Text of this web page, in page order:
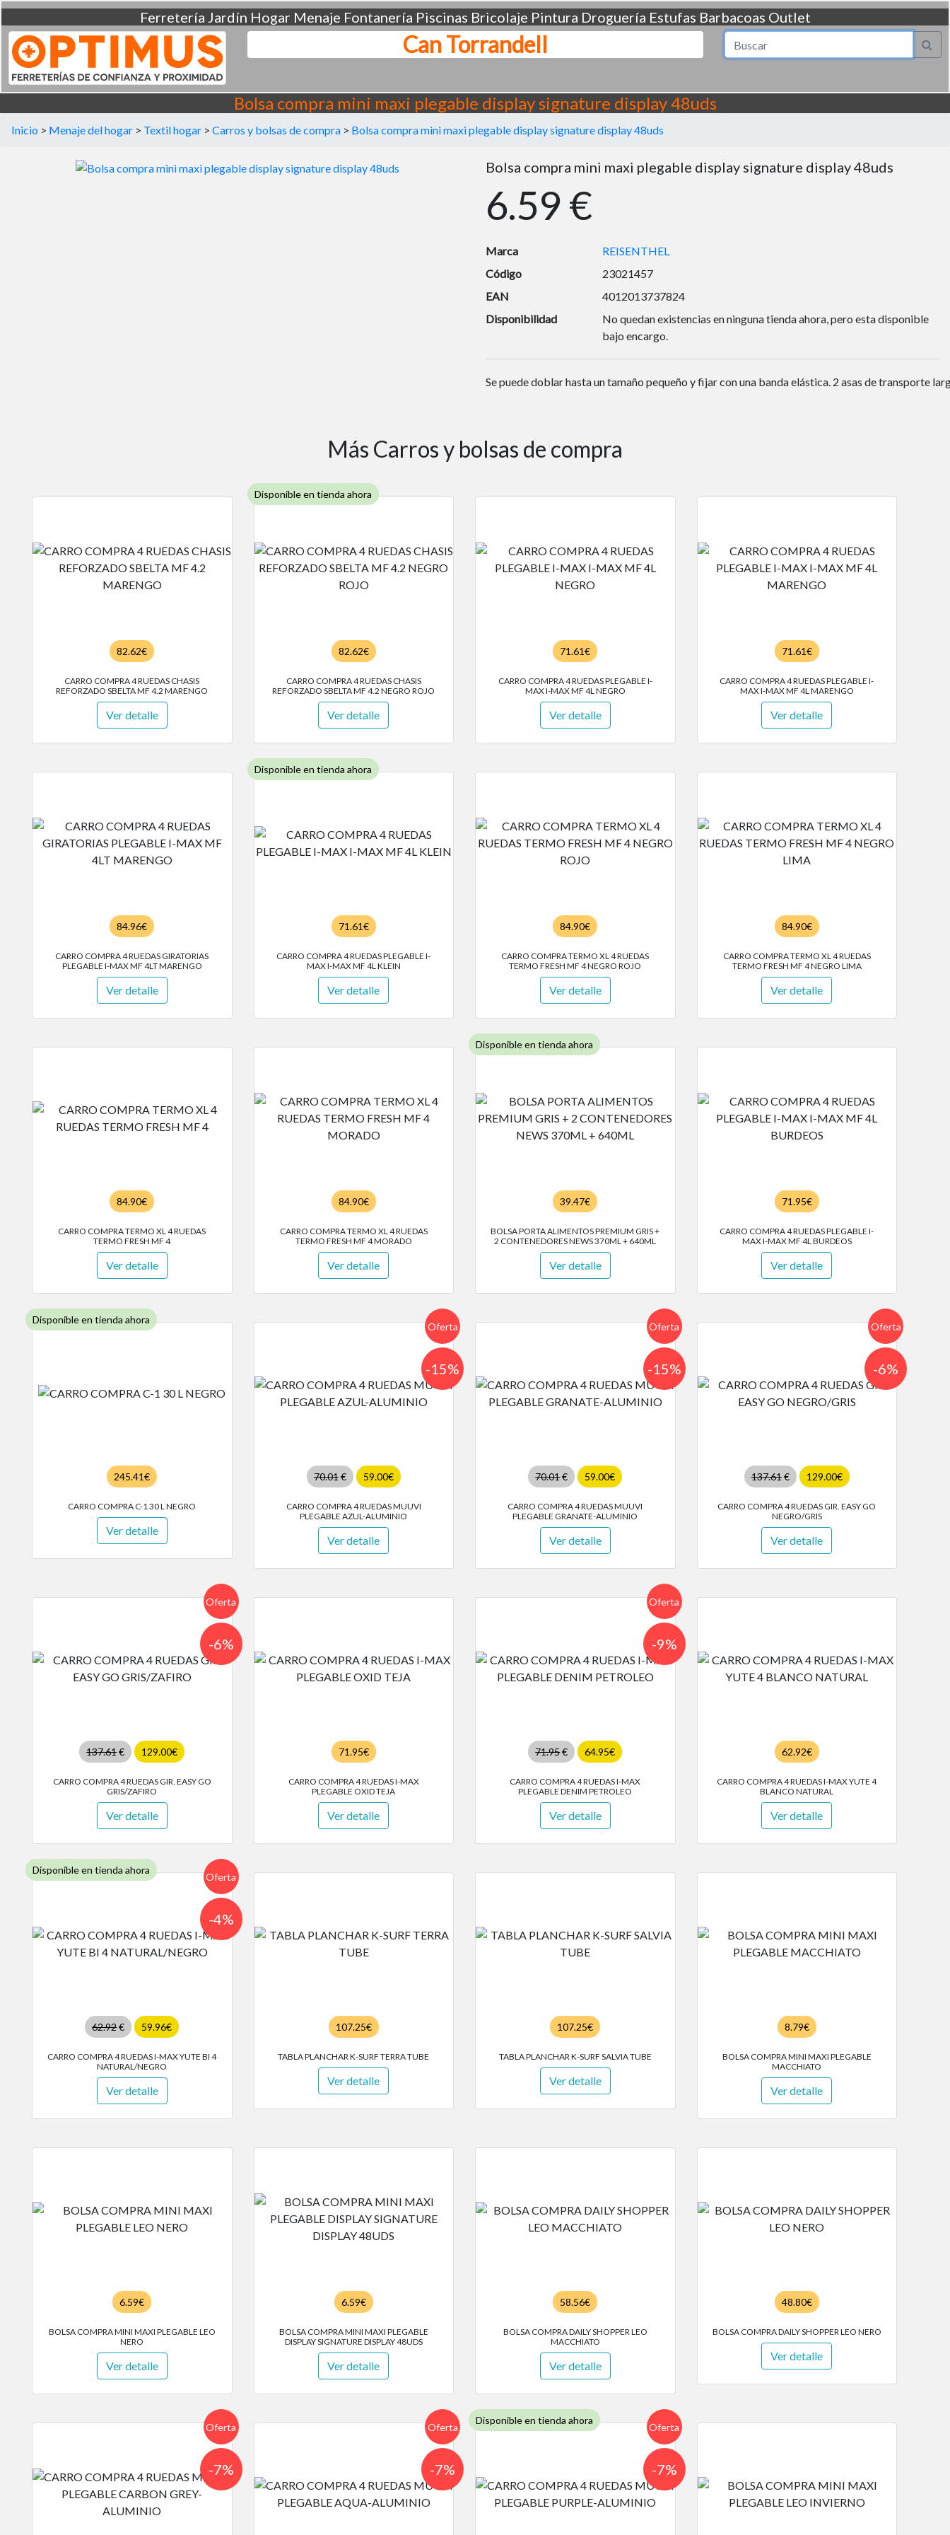
Ferretería Jardín Hogar Menaje Fontanería Piscinas Bricolaje Pintura Droguería Estufas Barbacoas Outlet
Can Torrandell
Bolsa compra mini maxi plegable display signature display 48uds
Inicio > Menaje del hogar > Textil hogar > Carros y bolsas de compra > Bolsa compra mini maxi plegable display signature display 48uds
Bolsa compra mini maxi plegable display signature display 48uds
6.59 €
Marca
REISENTHEL
Código
23021457
EAN
4012013737824
Disponibilidad
No quedan existencias en ninguna tienda ahora, pero esta disponible
bajo encargo.
Se puede doblar hasta un tamaño pequeño y fijar con una banda elástica. 2 asas de transporte
Más Carros y bolsas de compra
82.62€
CARRO COMPRA 4 RUEDAS CHASIS
REFORZADO SBELTA MF 4.2 MARENGO
Ver detalle
Disponible en tienda ahora
82.62€
CARRO COMPRA 4 RUEDAS CHASIS
REFORZADO SBELTA MF 4.2 NEGRO ROJO
Ver detalle
71.61€
CARRO COMPRA 4 RUEDAS PLEGABLE I-
MAX I-MAX MF 4L NEGRO
Ver detalle
71.61€
CARRO COMPRA 4 RUEDAS PLEGABLE I-
MAX I-MAX MF 4L MARENGO
Ver detalle
84.96€
CARRO COMPRA 4 RUEDAS GIRATORIAS
PLEGABLE I-MAX MF 4LT MARENGO
Ver detalle
Disponible en tienda ahora
71.61€
CARRO COMPRA 4 RUEDAS PLEGABLE I-
MAX I-MAX MF 4L KLEIN
Ver detalle
84.90€
CARRO COMPRA TERMO XL 4 RUEDAS
TERMO FRESH MF 4 NEGRO ROJO
Ver detalle
84.90€
CARRO COMPRA TERMO XL 4 RUEDAS
TERMO FRESH MF 4 NEGRO LIMA
Ver detalle
84.90€
CARRO COMPRA TERMO XL 4 RUEDAS
TERMO FRESH MF 4
Ver detalle
84.90€
CARRO COMPRA TERMO XL 4 RUEDAS
TERMO FRESH MF 4 MORADO
Ver detalle
Disponible en tienda ahora
39.47€
BOLSA PORTA ALIMENTOS PREMIUM GRIS +
2 CONTENEDORES NEWS 370ML + 640ML
Ver detalle
71.95€
CARRO COMPRA 4 RUEDAS PLEGABLE I-
MAX I-MAX MF 4L BURDEOS
Ver detalle
Disponible en tienda ahora
245.41€
CARRO COMPRA C-1 30 L NEGRO
Ver detalle
Oferta
70.01€ 59.00€
-15%
CARRO COMPRA 4 RUEDAS MUUVI
PLEGABLE AZUL-ALUMINIO
Ver detalle
Oferta
70.01€ 59.00€
-15%
CARRO COMPRA 4 RUEDAS MUUVI
PLEGABLE GRANATE-ALUMINIO
Ver detalle
Oferta
137.61€ 129.00€
-6%
CARRO COMPRA 4 RUEDAS GIR. EASY GO
NEGRO/GRIS
Ver detalle
Oferta
137.61€ 129.00€
-6%
CARRO COMPRA 4 RUEDAS GIR. EASY GO
GRIS/ZAFIRO
Ver detalle
71.95€
CARRO COMPRA 4 RUEDAS I-MAX
PLEGABLE OXID TEJA
Ver detalle
Oferta
71.95€ 64.95€
-9%
CARRO COMPRA 4 RUEDAS I-MAX
PLEGABLE DENIM PETROLEO
Ver detalle
62.92€
CARRO COMPRA 4 RUEDAS I-MAX YUTE 4
BLANCO NATURAL
Ver detalle
Disponible en tienda ahora
Oferta
62.92€ 59.96€
-4%
CARRO COMPRA 4 RUEDAS I-MAX YUTE BI 4
NATURAL/NEGRO
Ver detalle
107.25€
TABLA PLANCHAR K-SURF TERRA TUBE
Ver detalle
107.25€
TABLA PLANCHAR K-SURF SALVIA TUBE
Ver detalle
8.79€
BOLSA COMPRA MINI MAXI PLEGABLE
MACCHIATO
Ver detalle
6.59€
BOLSA COMPRA MINI MAXI PLEGABLE LEO
NERO
Ver detalle
6.59€
BOLSA COMPRA MINI MAXI PLEGABLE
DISPLAY SIGNATURE DISPLAY 48UDS
Ver detalle
58.56€
BOLSA COMPRA DAILY SHOPPER LEO
MACCHIATO
Ver detalle
48.80€
BOLSA COMPRA DAILY SHOPPER LEO NERO
Ver detalle
Oferta
-7%
Oferta
-7%
Disponible en tienda ahora
Oferta
-7%